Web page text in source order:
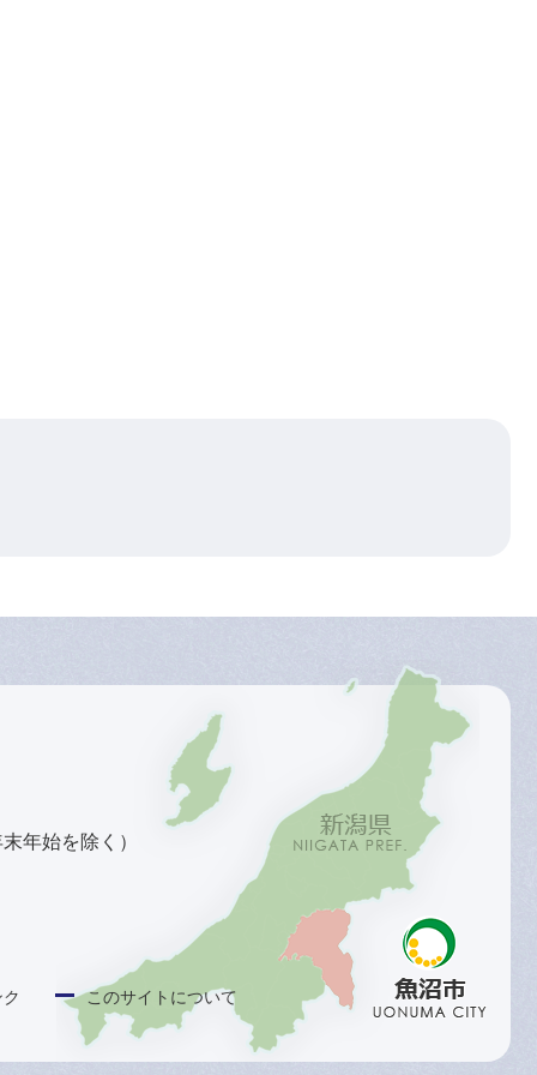
年始を除く）
このサイトについて